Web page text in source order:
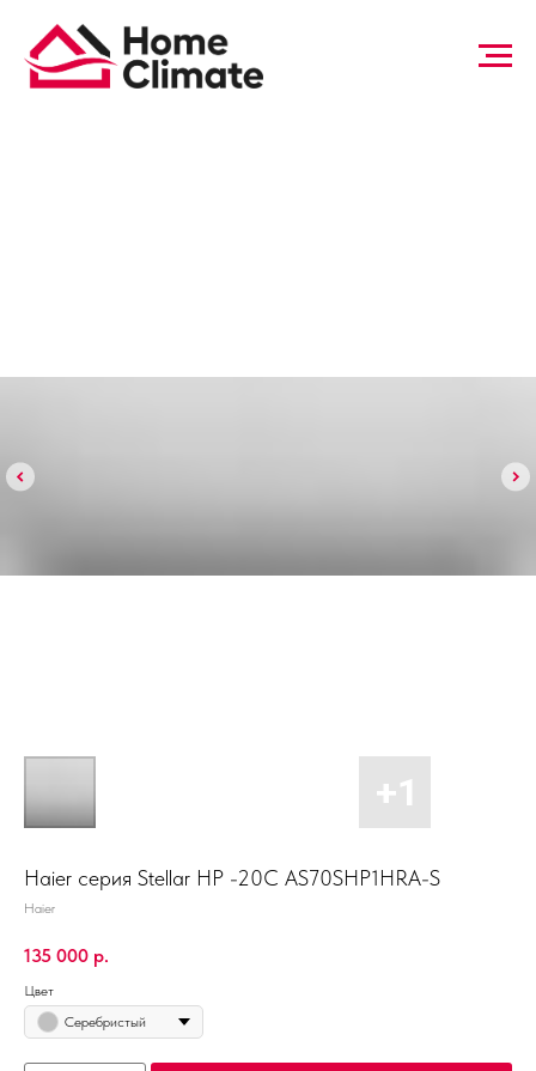
Haier серия Stellar HP -20C AS70SHP1HRA-S
Haier
135 000 р.
Цвет
Серебристый